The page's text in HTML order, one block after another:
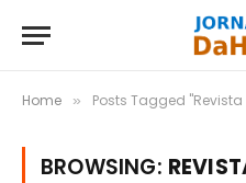
Home » Posts Tagged "Revista
BROWSING: